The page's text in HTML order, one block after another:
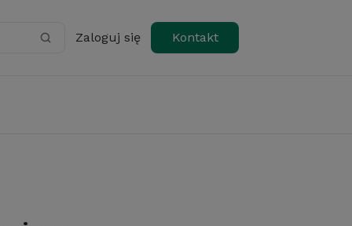
Zaloguj się Kontakt